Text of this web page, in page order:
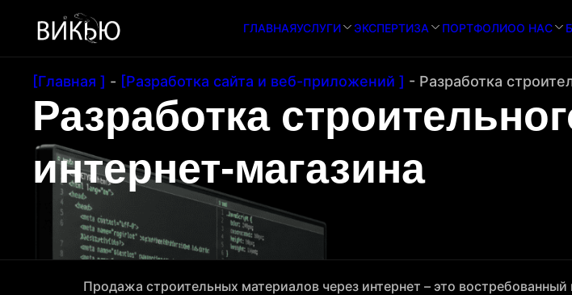
ГЛАВНАЯУСЛУГИ ЭКСПЕРТИЗА ПОРТФОЛИОО НАС
[Главная ] - [Разработка сайта и веб-приложений ] - Разработка
Разработка
интернет-магазина
Продажа строительных материалов через интернет – это